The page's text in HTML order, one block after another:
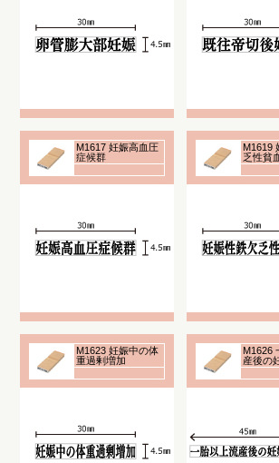
M1617 妊娠高血圧
症候群
M1619
乏性貧
M1623 妊娠中の体
重過剰増加
M1626
産後の